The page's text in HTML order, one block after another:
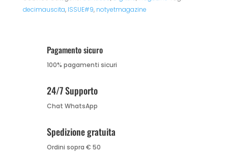
decimauscita, ISSUE#9, notyetmagazine
Pagamento sicuro
100% pagamenti sicuri
24/7 Supporto
Chat WhatsApp
Spedizione gratuita
Ordini sopra € 50